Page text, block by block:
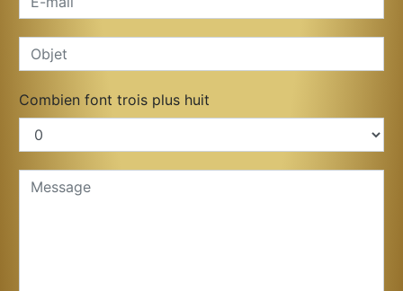
Combien font trois plus huit